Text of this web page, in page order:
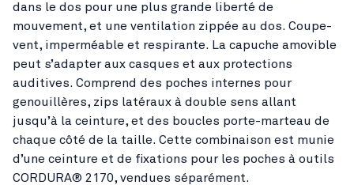
dans le dos pour une plus grande liberté de
mouvement, et une ventilation zippée au dos. Coupe-
vent, imperméable et respirante. La capuche amovible
peut s’adapter aux casques et aux protections
auditives. Comprend des poches internes pour
genouillères, zips latéraux à double sens allant
jusqu’à la ceinture, et des boucles porte-marteau de
chaque côté de la taille. Cette combinaison est munie
d’une ceinture et de fixations pour les poches à outils
CORDURA® 2170, vendues séparément.